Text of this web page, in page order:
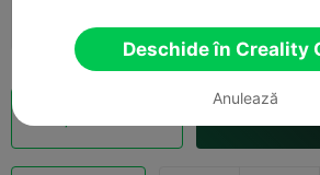
Deschide în Creality
Anulează